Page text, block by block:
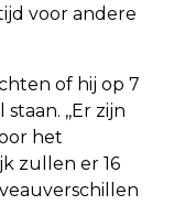
voor andere
of hij op 7
,,Er zijn
het
zullen er 16